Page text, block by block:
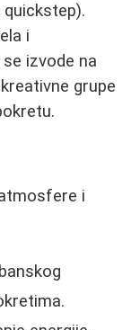
i
izvode na
grupe
i